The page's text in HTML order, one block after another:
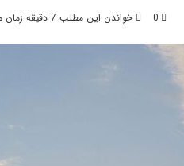
0 خواندن این مطلب 7 دقیقه زمان میبرد